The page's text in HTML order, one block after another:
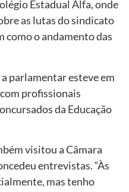
Estadual Alfa, onde
as lutas do sindicato
como o andamento das
parlamentar esteve em
profissionais
da Educação
visitou a Câmara
entrevistas. “Às
mas tenho